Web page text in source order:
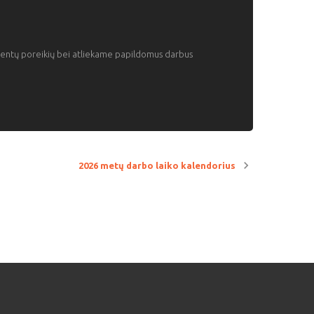
poreikių bei atliekame papildomus darbus
2026 metų darbo laiko kalendorius